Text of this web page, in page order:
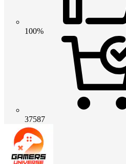
100%
37587